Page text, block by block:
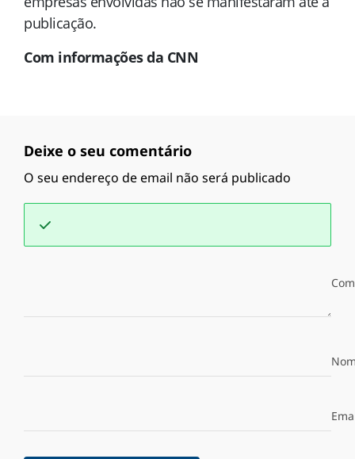
publicação.
Com informações da CNN
Deixe o seu comentário
O seu endereço de email não será publicado